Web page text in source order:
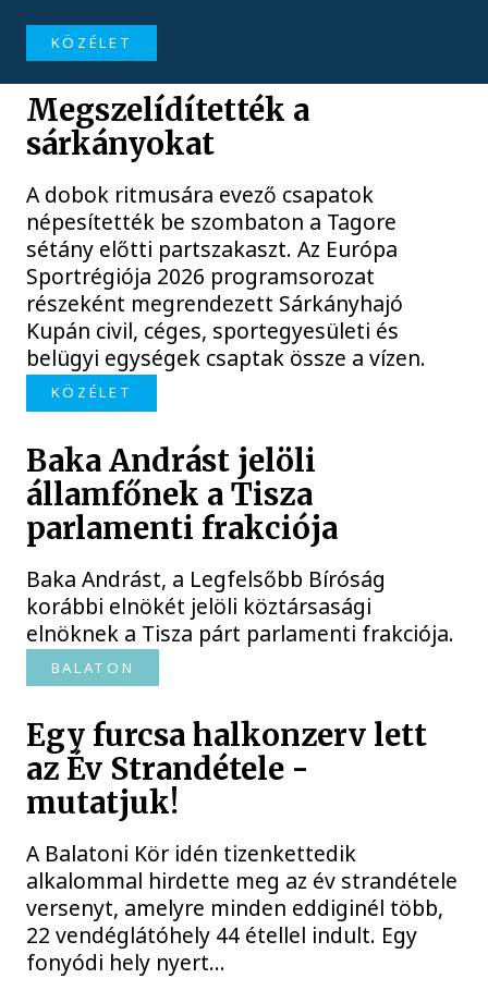
KÖZÉLET
Megszelídítették a
sárkányokat
A dobok ritmusára evező csapatok
népesítették be szombaton a Tagore
sétány előtti partszakaszt. Az Európa
Sportrégiója 2026 programsorozat
részeként megrendezett Sárkányhajó
Kupán civil, céges, sportegyesületi és
belügyi egységek csaptak össze a vízen.
KÖZÉLET
Baka Andrást jelöli
államfőnek a Tisza
parlamenti frakciója
Baka Andrást, a Legfelsőbb Bíróság
korábbi elnökét jelöli köztársasági
elnöknek a Tisza párt parlamenti frakciója.
BALATON
Egy furcsa halkonzerv lett
az Év Strandétele -
mutatjuk!
A Balatoni Kör idén tizenkettedik
alkalommal hirdette meg az év strandétele
versenyt, amelyre minden eddiginél több,
22 vendéglátóhely 44 étellel indult. Egy
fonyódi hely nyert...